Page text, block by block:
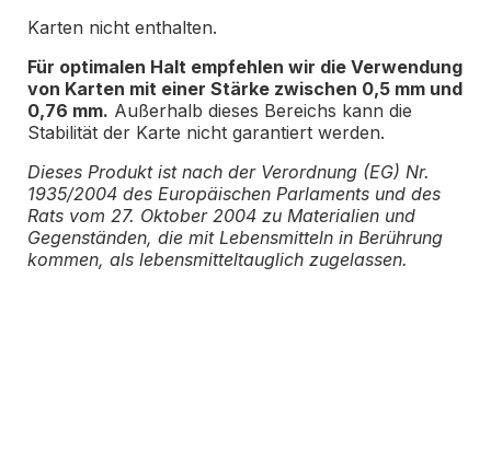
Karten nicht enthalten.
Für optimalen Halt empfehlen wir die Verwendung
von Karten mit einer Stärke zwischen 0,5 mm und
0,76 mm. Außerhalb dieses Bereichs kann die
Stabilität der Karte nicht garantiert werden.
Dieses Produkt ist nach der Verordnung (EG) Nr.
1935/2004 des Europäischen Parlaments und des
Rats vom 27. Oktober 2004 zu Materialien und
Gegenständen, die mit Lebensmitteln in Berührung
kommen, als lebensmitteltauglich zugelassen.